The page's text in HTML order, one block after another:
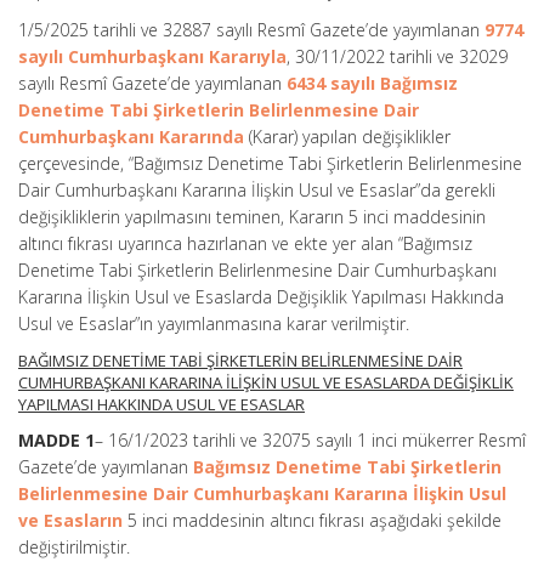
1/5/2025 tarihli ve 32887 sayılı Resmî Gazete’de yayımlanan 9774
sayılı Cumhurbaşkanı Kararıyla, 30/11/2022 tarihli ve 32029
sayılı Resmî Gazete’de yayımlanan 6434 sayılı Bağımsız
Denetime Tabi Şirketlerin Belirlenmesine Dair
Cumhurbaşkanı Kararında (Karar) yapılan değişiklikler
çerçevesinde, “Bağımsız Denetime Tabi Şirketlerin Belirlenmesine
Dair Cumhurbaşkanı Kararına İlişkin Usul ve Esaslar”da gerekli
değişikliklerin yapılmasını teminen, Kararın 5 inci maddesinin
altıncı fıkrası uyarınca hazırlanan ve ekte yer alan “Bağımsız
Denetime Tabi Şirketlerin Belirlenmesine Dair Cumhurbaşkanı
Kararına İlişkin Usul ve Esaslarda Değişiklik Yapılması Hakkında
Usul ve Esaslar”ın yayımlanmasına karar verilmiştir.
BAĞIMSIZ DENETİME TABİ ŞİRKETLERİN BELİRLENMESİNE DAİR
CUMHURBAŞKANI KARARINA İLİŞKİN USUL VE ESASLARDA DEĞİŞİKLİK
YAPILMASI HAKKINDA USUL VE ESASLAR
MADDE 1– 16/1/2023 tarihli ve 32075 sayılı 1 inci mükerrer Resmî
Gazete’de yayımlanan Bağımsız Denetime Tabi Şirketlerin
Belirlenmesine Dair Cumhurbaşkanı Kararına İlişkin Usul
ve Esasların 5 inci maddesinin altıncı fıkrası aşağıdaki şekilde
değiştirilmiştir.